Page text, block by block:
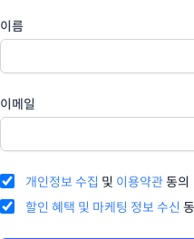
이름
이메일
개인정보 수집 및 이용약관동의
할인 혜택 및 마케팅 정보 수신